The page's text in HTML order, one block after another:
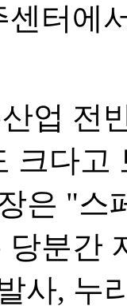
터에
업 전
크다고
은 "스
당분간
사, 누